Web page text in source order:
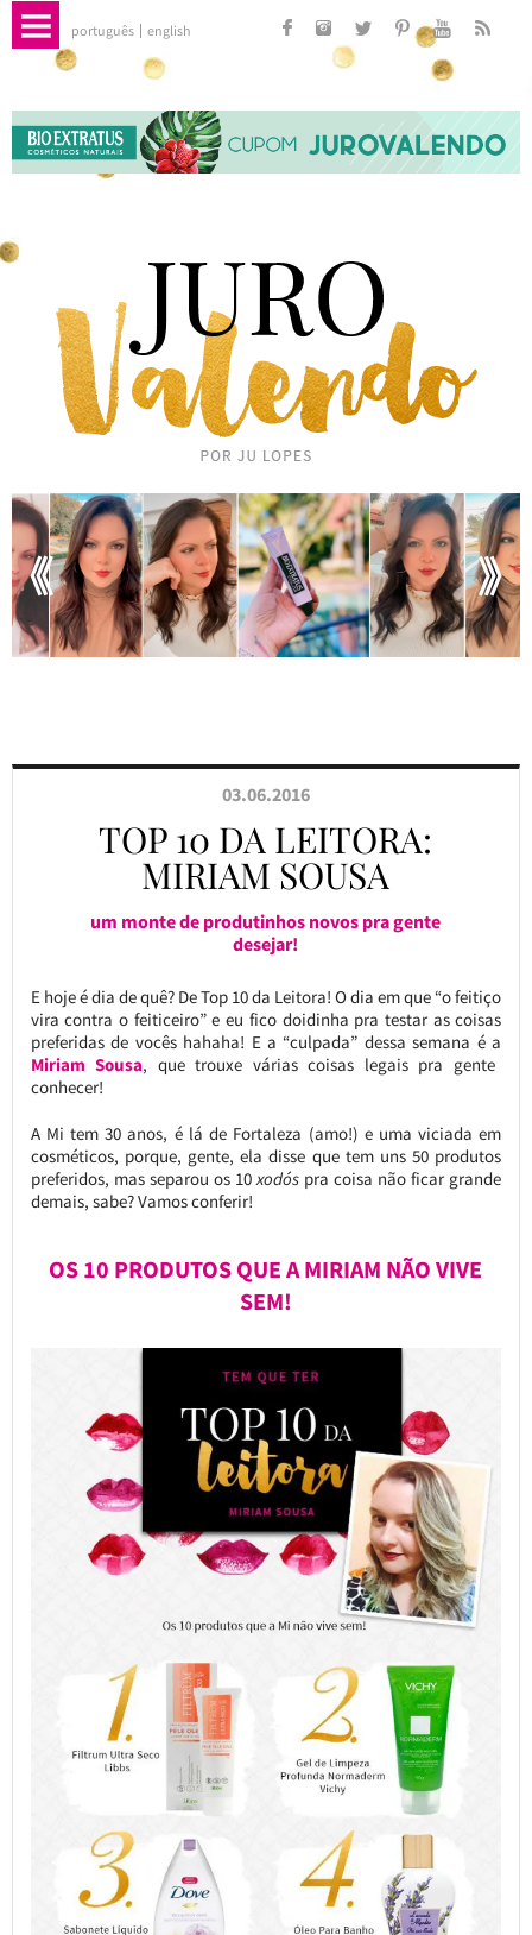
português english
03.06.2016
TOP 10 DA LEITORA:
MIRIAM SOUSA
um monte de produtinhos novos pra gente
desejar!
E hoje é dia de quê? De Top 10 da Leitora! O dia em que “o feitiço
vira contra o feiticeiro” e eu fico doidinha pra testar as coisas
preferidas de vocês hahaha! E a “culpada” dessa semana é a
Miriam Sousa, que trouxe várias coisas legais pra gente
conhecer!
A Mi tem 30 anos, é lá de Fortaleza (amo!) e uma viciada em
cosméticos, porque, gente, ela disse que tem uns 50 produtos
preferidos, mas separou os 10xodós pra coisa não ficar grande
demais, sabe? Vamos conferir!
OS 10 PRODUTOS QUE A MIRIAM NÃO VIVE
SEM!